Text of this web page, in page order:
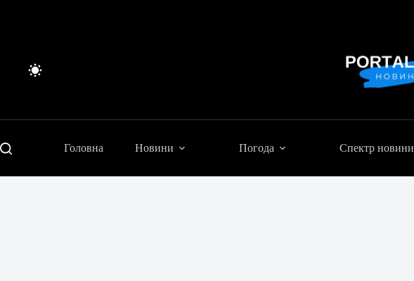
Головна Новини Погода Спектр новини